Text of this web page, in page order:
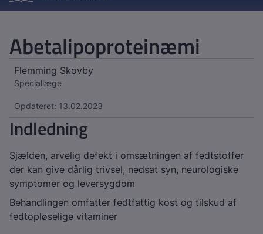
Abetalipoproteinæmi
Flemming Skovby
Speciallæge
Opdateret: 13.02.2023
Indledning
Sjælden, arvelig defekt i omsætningen af fedtstoffer
der kan give dårlig trivsel, nedsat syn, neurologiske
symptomer og leversygdom
Behandlingen omfatter fedtfattig kost og tilskud af
fedtopløselige vitaminer